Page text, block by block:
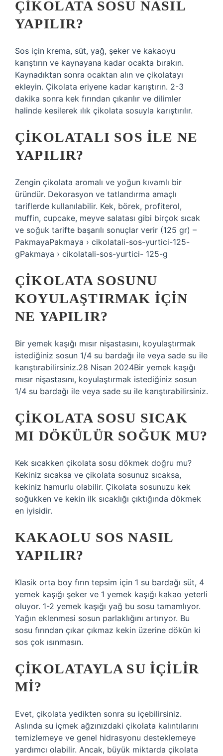
ÇIKOLATA SOSU NASIL
YAPILIR?
Sos için krema, süt, yağ, şeker ve kakaoyu
karıştırın ve kaynayana kadar ocakta bırakın.
Kaynadıktan sonra ocaktan alın ve çikolatayı
ekleyin. Çikolata eriyene kadar karıştırın. 2-3
dakika sonra kek fırından çıkarılır ve dilimler
halinde kesilerek ılık çikolata sosuyla karıştırılır.
ÇIKOLATALI SOS ILE NE
YAPILIR?
Zengin çikolata aromalı ve yoğun kıvamlı bir
üründür. Dekorasyon ve tatlandırma amaçlı
tariflerde kullanılabilir. Kek, börek, profiterol,
muffin, cupcake, meyve salatası gibi birçok sıcak
ve soğuk tarifte başarılı sonuçlar verir (125 gr) –
PakmayaPakmaya › cikolatali-sos-yurtici-125-
gPakmaya › cikolatali-sos-yurtici- 125-g
ÇIKOLATA SOSUNU
KOYULAŞTIRMAK IÇIN
NE YAPILIR?
Bir yemek kaşığı mısır nişastasını, koyulaştırmak
istediğiniz sosun 1/4 su bardağı ile veya sade su ile
karıştırabilirsiniz.28 Nisan 2024Bir yemek kaşığı
mısır nişastasını, koyulaştırmak istediğiniz sosun
1/4 su bardağı ile veya sade su ile karıştırabilirsiniz.
ÇIKOLATA SOSU SICAK
MI DÖKÜLÜR SOĞUK MU?
Kek sıcakken çikolata sosu dökmek doğru mu?
Kekiniz sıcaksa ve çikolata sosunuz sıcaksa,
kekiniz hamurlu olabilir. Çikolata sosunuzu kek
soğukken ve kekin ilk sıcaklığı çıktığında dökmek
en iyisidir.
KAKAOLU SOS NASIL
YAPILIR?
Klasik orta boy fırın tepsim için 1 su bardağı süt, 4
yemek kaşığı şeker ve 1 yemek kaşığı kakao yeterli
oluyor. 1-2 yemek kaşığı yağ bu sosu tamamlıyor.
Yağın eklenmesi sosun parlaklığını artırıyor. Bu
sosu fırından çıkar çıkmaz kekin üzerine dökün ki
sos çok ısınmasın.
ÇIKOLATAYLA SU IÇILIR
MI?
Evet, çikolata yedikten sonra su içebilirsiniz.
Aslında su içmek ağzınızdaki çikolata kalıntılarını
temizlemeye ve genel hidrasyonu desteklemeye
yardımcı olabilir. Ancak, büyük miktarda çikolata